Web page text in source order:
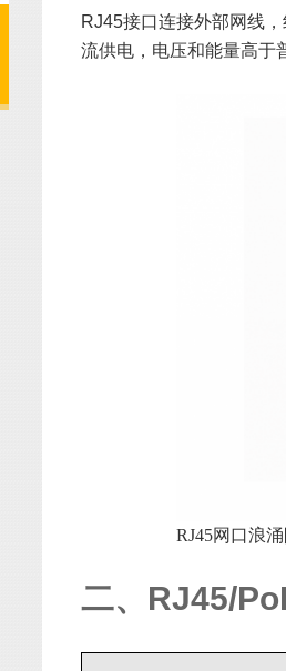
RJ45接口连接外部网线
流供电，电压和能量高于
RJ45网口浪
二、RJ45/